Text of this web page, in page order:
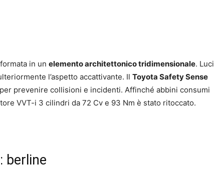
in un elemento architettonico tridimensionale. Luci
l’aspetto accattivante. Il Toyota Safety Sense
prevenire collisioni e incidenti. Affinché abbini consumi
VVT-i 3 cilindri da 72 Cv e 93 Nm è stato ritoccato.
berline